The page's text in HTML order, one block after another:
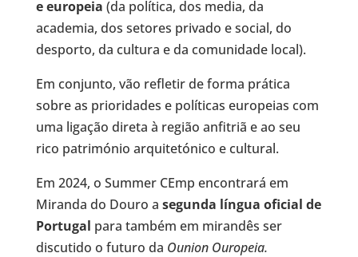
e europeia (da política, dos media, da
academia, dos setores privado e social, do
desporto, da cultura e da comunidade local).
Em conjunto, vão refletir de forma prática
sobre as prioridades e políticas europeias com
uma ligação direta à região anfitriã e ao seu
rico património arquitetónico e cultural.
Em 2024, o Summer CEmp encontrará em
Miranda do Douro a segunda língua oficial de
Portugal para também em mirandês ser
discutido o futuro da Ounion Ouropeia.